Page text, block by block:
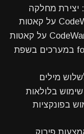
קנטרול שיפט A: יצירת מחלקה
שימוש ב-foreach במערכים בשפת
מילים
שימוש בלולאות
בפונקציות
פירוק